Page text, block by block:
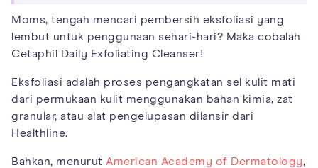
Moms, tengah mencari pembersih eksfoliasi yang
lembut untuk penggunaan sehari-hari? Maka cobalah
Cetaphil Daily Exfoliating Cleanser!
Eksfoliasi adalah proses pengangkatan sel kulit mati
dari permukaan kulit menggunakan bahan kimia, zat
granular, atau alat pengelupasan dilansir dari
Healthline.
Bahkan, menurut American Academy of Dermatology,